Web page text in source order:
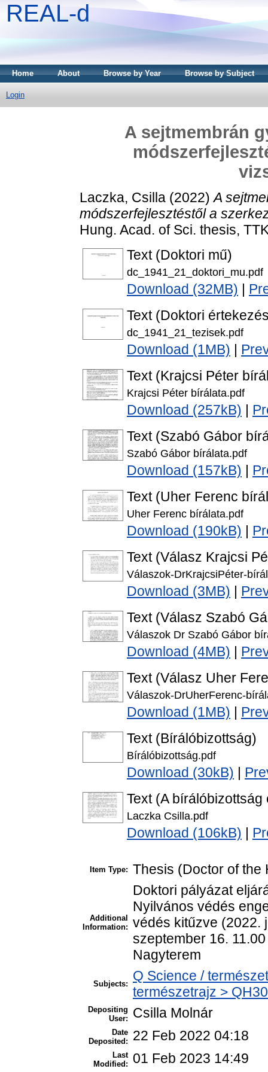
REAL-d
Home About Browse by Year Browse by Subject
Login
A sejtmembrán
Laczka, Csilla (2022)A
módszerfejlesztéstől a
Hung. Acad. of Sci. thesis,
Text (Doktori mű)
dc_1941_21_doktori_mu.pdf
Download (32MB)
Text (Doktori
dc_1941_21_tezisek.pdf
Download (1MB)
Text (Krajcsi Péter
Krajcsi Péter bírálata.pdf
Download (257kB)
Text (Szabó Gábor
Szabó Gábor bírálata.pdf
Download (157kB)
Text (Uher Ferenc
Uher Ferenc bírálata.pdf
Download (190kB)
Text (Válasz Krajcsi
Válaszok-DrKrajcsiPéter-
Download (3MB)
Text (Válasz Szabó
Válaszok Dr Szabó Gábor
Download (4MB)
Text (Válasz Uher
Válaszok-DrUherFerenc-
Download (1MB)
Text (Bírálóbizottság)
Bírálóbizottság.pdf
Download (30kB)
Text (A
Laczka Csilla.pdf
Download (106kB)
Item Type: Thesis (Doctor of the
Additional
Information:
Doktori pályázat
Nyilvános védés
védés kitűzve (2022.
szeptember 16.
Nagyterem
Subjects:
Q Science /
természetrajz >
Depositing
User:
Csilla Molnár
Date
Deposited:
22 Feb 2022 04:18
Last
Modified:
01 Feb 2023 14:49